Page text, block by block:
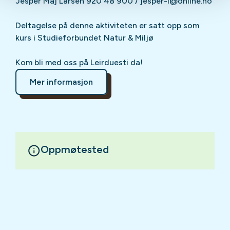
Deltagelse på denne aktiviteten er satt opp som
kurs i Studieforbundet Natur & Miljø
Kom bli med oss på Leirduesti da!
Mer informasjon
Oppmøtested